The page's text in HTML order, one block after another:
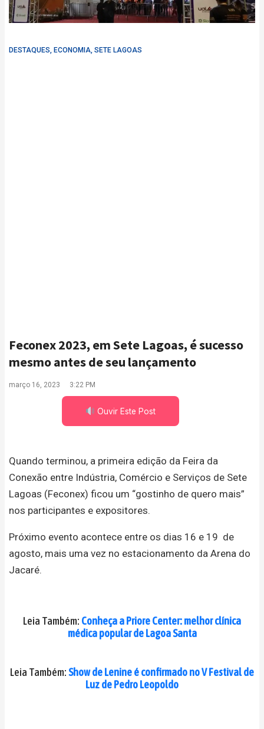
DESTAQUES, ECONOMIA, SETE LAGOAS
Feconex 2023, em Sete Lagoas, é sucesso
mesmo antes de seu lançamento
março 16, 2023 3:22 PM
Ouvir Este Post
Quando terminou, a primeira edição da Feira da
Conexão entre Indústria, Comércio e Serviços de Sete
Lagoas (Feconex) ficou um “gostinho de quero mais”
nos participantes e expositores.
Próximo evento acontece entre os dias 16 e 19 de
agosto, mais uma vez no estacionamento da Arena do
Jacaré.
Leia Também: Conheça a Priore Center: melhor clínica
médica popular de Lagoa Santa
Leia Também:Show de Lenine é confirmado no V Festival de
Luz de Pedro Leopoldo